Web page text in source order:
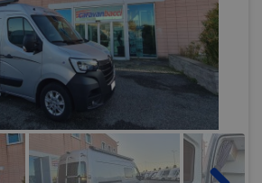
DI SETTEMBRE